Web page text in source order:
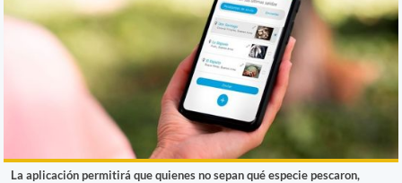
La aplicación permitirá que quienes no sepan qué especie pescaron,